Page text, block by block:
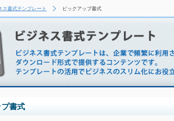
ス書式テンプレート ピックアップ書式
プ書式